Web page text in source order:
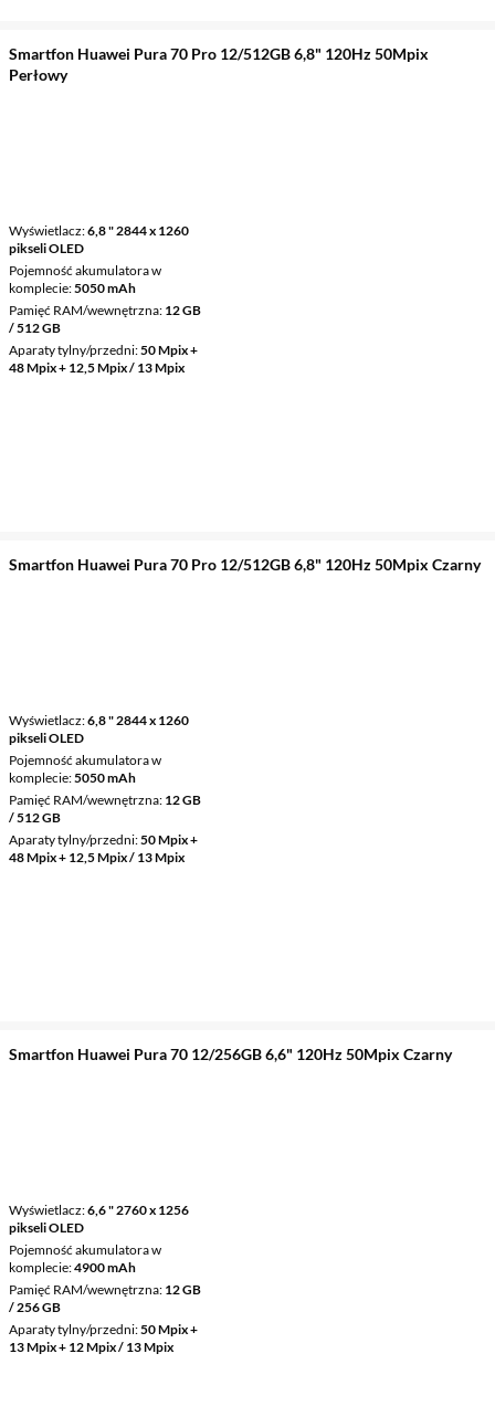
Smartfon Huawei Pura 70 Pro 12/512GB 6,8" 120Hz 50Mpix
Perłowy
Wyświetlacz 6,8 " 2844 x 1260
pikseli OLED
Pojemność akumulatora w
komplecie 5050 mAh
Pamięć RAM/wewnętrzna 12 GB
/ 512 GB
Aparaty tylny/przedni 50 Mpix +
48 Mpix + 12,5 Mpix / 13 Mpix
Smartfon Huawei Pura 70 Pro 12/512GB 6,8" 120Hz 50Mpix Czarny
Wyświetlacz 6,8 " 2844 x 1260
pikseli OLED
Pojemność akumulatora w
komplecie 5050 mAh
Pamięć RAM/wewnętrzna 12 GB
/ 512 GB
Aparaty tylny/przedni 50 Mpix +
48 Mpix + 12,5 Mpix / 13 Mpix
Smartfon Huawei Pura 70 12/256GB 6,6" 120Hz 50Mpix Czarny
Wyświetlacz 6,6 " 2760 x 1256
pikseli OLED
Pojemność akumulatora w
komplecie 4900 mAh
Pamięć RAM/wewnętrzna 12 GB
/ 256 GB
Aparaty tylny/przedni 50 Mpix +
13 Mpix + 12 Mpix / 13 Mpix